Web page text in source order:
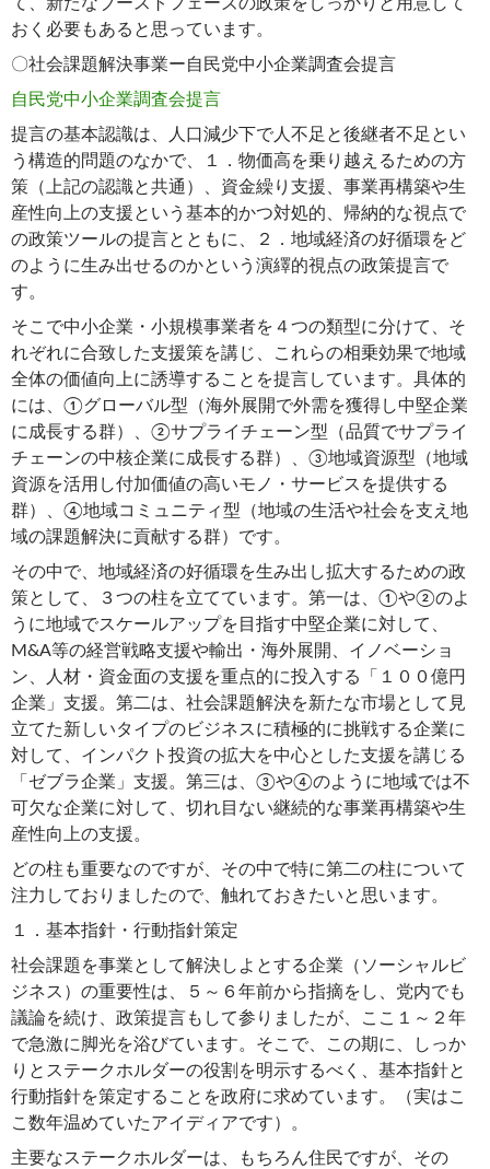
て、新たなブーストフェーズの政策をしっかりと用意して
おく必要もあると思っています。
〇社会課題解決事業ー自民党中小企業調査会提言
自民党中小企業調査会提言
提言の基本認識は、人口減少下で人不足と後継者不足とい
う構造的問題のなかで、１．物価高を乗り越えるための方
策（上記の認識と共通）、資金繰り支援、事業再構築や生
産性向上の支援という基本的かつ対処的、帰納的な視点で
の政策ツールの提言とともに、２．地域経済の好循環をど
のように生み出せるのかという演繹的視点の政策提言で
す。
そこで中小企業・小規模事業者を４つの類型に分けて、そ
れぞれに合致した支援策を講じ、これらの相乗効果で地域
全体の価値向上に誘導することを提言しています。具体的
には、①グローバル型（海外展開で外需を獲得し中堅企業
に成長する群）、②サプライチェーン型（品質でサプライ
チェーンの中核企業に成長する群）、③地域資源型（地域
資源を活用し付加価値の高いモノ・サービスを提供する
群）、④地域コミュニティ型（地域の生活や社会を支え地
域の課題解決に貢献する群）です。
その中で、地域経済の好循環を生み出し拡大するための政
策として、３つの柱を立てています。第一は、①や②のよ
うに地域でスケールアップを目指す中堅企業に対して、
M&A等の経営戦略支援や輸出・海外展開、イノベーショ
ン、人材・資金面の支援を重点的に投入する「１００億円
企業」支援。第二は、社会課題解決を新たな市場として見
立てた新しいタイプのビジネスに積極的に挑戦する企業に
対して、インパクト投資の拡大を中心とした支援を講じる
「ゼブラ企業」支援。第三は、③や④のように地域では不
可欠な企業に対して、切れ目ない継続的な事業再構築や生
産性向上の支援。
どの柱も重要なのですが、その中で特に第二の柱について
注力しておりましたので、触れておきたいと思います。
１．基本指針・行動指針策定
社会課題を事業として解決しよとする企業（ソーシャルビ
ジネス）の重要性は、５～６年前から指摘をし、党内でも
議論を続け、政策提言もして参りましたが、ここ１～２年
で急激に脚光を浴びています。そこで、この期に、しっか
りとステークホルダーの役割を明示するべく、基本指針と
行動指針を策定することを政府に求めています。（実はこ
こ数年温めていたアイディアです）。
主要なステークホルダーは、もちろん住民ですが、その